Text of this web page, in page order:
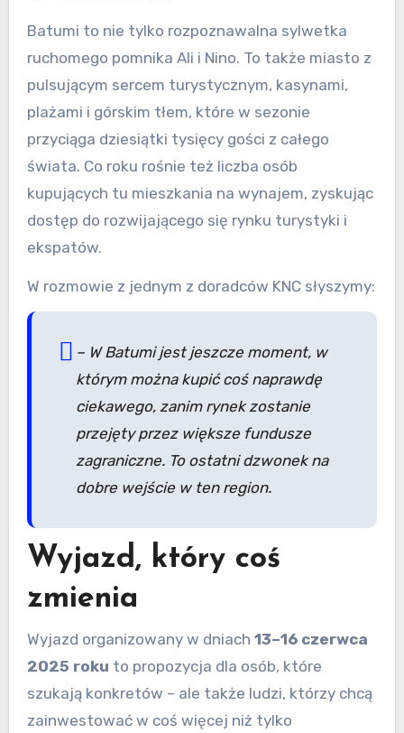
Batumi to nie tylko rozpoznawalna sylwetka
ruchomego pomnika Ali i Nino. To także miasto z
pulsującym sercem turystycznym, kasynami,
plażami i górskim tłem, które w sezonie
przyciąga dziesiątki tysięcy gości z całego
świata. Co roku rośnie też liczba osób
kupujących tu mieszkania na wynajem, zyskując
dostęp do rozwijającego się rynku turystyki i
ekspatów.
W rozmowie z jednym z doradców KNC słyszymy:
– W Batumi jest jeszcze moment, w
którym można kupić coś naprawdę
ciekawego, zanim rynek zostanie
przejęty przez większe fundusze
zagraniczne. To ostatni dzwonek na
dobre wejście w ten region.
Wyjazd, który coś
zmienia
Wyjazd organizowany w dniach 13–16 czerwca
2025 roku to propozycja dla osób, które
szukają konkretów – ale także ludzi, którzy chcą
zainwestować w coś więcej niż tylko